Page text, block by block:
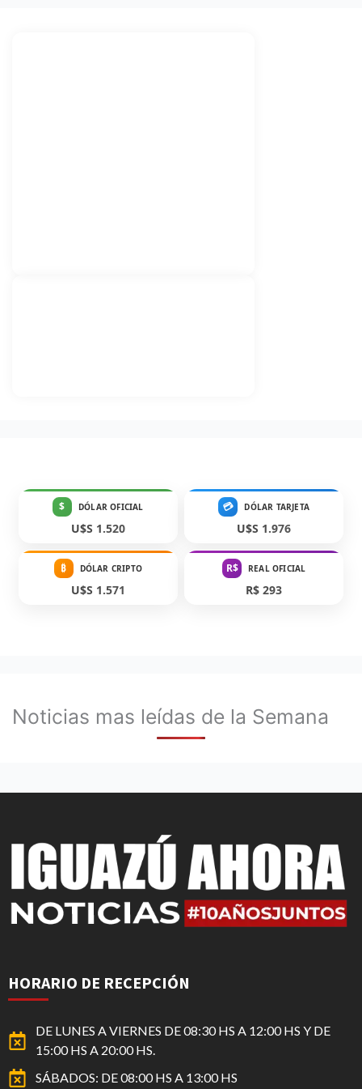
$ DÓLAR OFICIAL
U$S 1.520
💳 DÓLAR TARJETA
U$S 1.976
₿ DÓLAR CRIPTO
U$S 1.571
R$ REAL OFICIAL
R$ 293
Noticias mas leídas de la Semana
HORARIO DE RECEPCIÓN
DE LUNES A VIERNES DE 08:30 HS A 12:00 HS Y DE
15:00 HS A 20:00 HS.
SÁBADOS: DE 08:00 HS A 13:00 HS